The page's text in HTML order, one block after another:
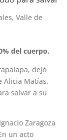
,Valle de
del cuerpo.
dejó
Alicia Matías,
salvar a su
Zaragoza
un acto